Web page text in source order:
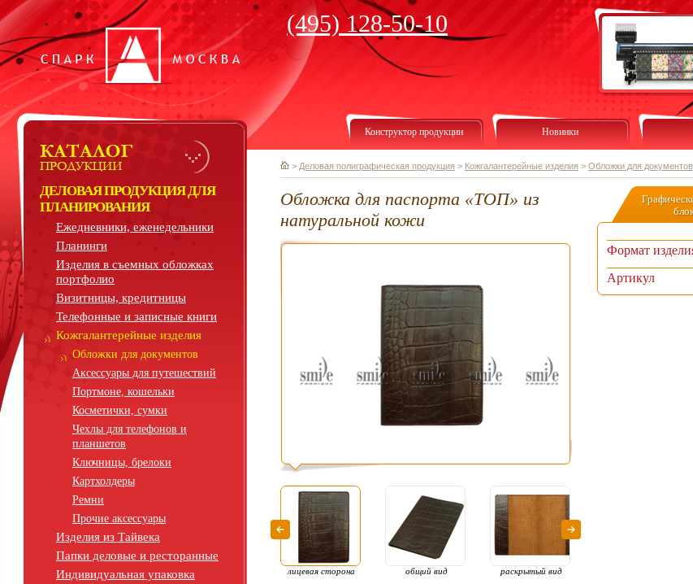
(495) 128-50-10
ДЕЛОВАЯ ПРОДУКЦИЯ ДЛЯ
ПЛАНИРОВАНИЯ
Ежедневники, еженедельники
Планинги
Изделия в съемных обложках
портфолио
Визитницы, кредитницы
Телефонные и записные книги
Кожгалантерейные изделия
Обложки для документов
Аксессуары для путешествий
Портмоне, кошельки
Косметички, сумки
Чехлы для телефонов и
планшетов
Ключницы, брелоки
Картхолдеры
Ремни
Прочие аксессуары
Изделия из Тайвека
Папки деловые и ресторанные
Индивидуальная упаковка
Конструктор продукции Новинки
> Деловая полиграфическая продукция > Кожгалантерейные изделия > Обложки для документов
Обложка для паспорта «ТОП» из
натуральной кожи
лицевая сторона общий вид раскрытый вид
Формат
Артикул